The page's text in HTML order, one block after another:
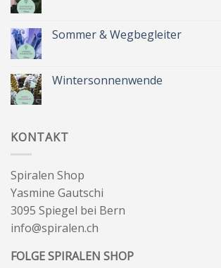
Zeit
für
Sommer & Wegbegleiter
Sommer
&
Wintersonnenwende
KONTAKT
Spiralen Shop
Yasmine Gautschi
3095 Spiegel bei Bern
info@spiralen.ch
FOLGE SPIRALEN SHOP